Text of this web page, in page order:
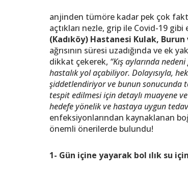
anjinden tümöre kadar pek çok
açtıkları nezle, grip ile Covid-19
(Kadıköy) Hastanesi Kulak, Burun
ağrısının süresi uzadığında ve ek
dikkat çekerek, “Kış aylarında
hastalık yol açabiliyor. Dolayısıyla,
şiddetlendiriyor ve bunun sonucunda
tespit edilmesi için detaylı muayene
hedefe yönelik ve hastaya uygun
enfeksiyonlarından kaynaklanan
önemli önerilerde bulundu!
1- Gün içine yayarak bol ılık su